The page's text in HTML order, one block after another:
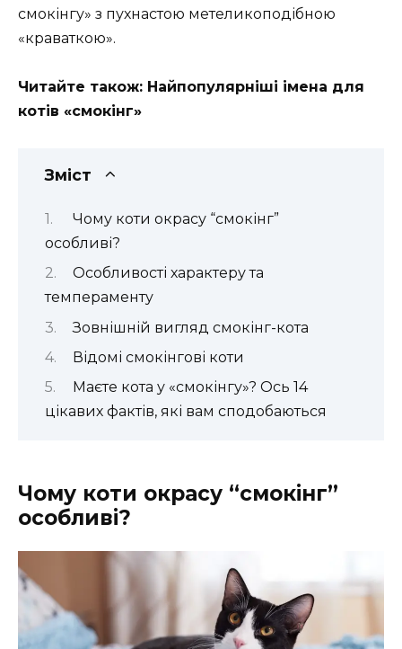
смокінгу» з пухнастою метеликоподібною
«краваткою».
Читайте також: Найпопулярніші імена для
котів «смокінг»
Зміст
Чому коти окрасу “смокінг”
особливі?
Особливості характеру та
темпераменту
Зовнішній вигляд смокінг-кота
Відомі смокінгові коти
Маєте кота у «смокінгу»? Ось 14
цікавих фактів, які вам сподобаються
Чому коти окрасу “смокінг”
особливі?